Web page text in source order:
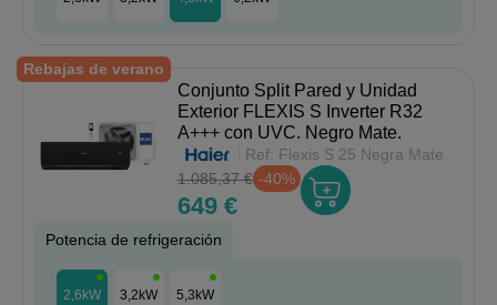
Rebajas de verano
Conjunto Split Pared y Unidad
Exterior FLEXIS S Inverter R32
A+++ con UVC. Negro Mate.
Ref: Flexis S 25 Negra Mate
1.085,37 € -40%
649 €
Potencia de refrigeración
2,6kW 3,2kW 5,3kW